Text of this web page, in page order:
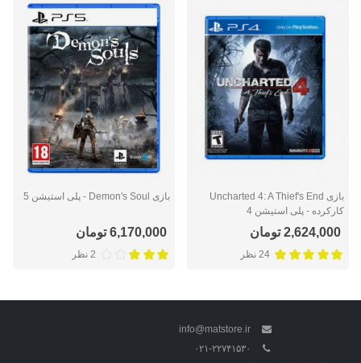
بازی Uncharted 4: A Thief's End
کارکرده - پلی استیشن 4
2,624,000 تومان
24 نظر
بازی Demon's Soul - پلی استیشن 5
6,170,000 تومان
2 نظر
info@matstore.ir
۰۲۱-۲۲۷۴۱۵۳۰